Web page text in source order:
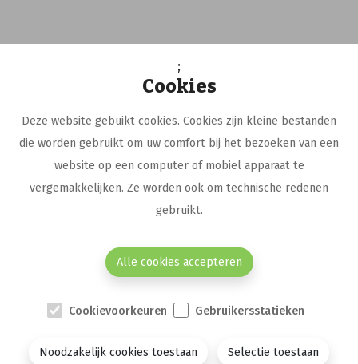
;
Cookies
Deze website gebuikt cookies. Cookies zijn kleine bestanden
die worden gebruikt om uw comfort bij het bezoeken van een
website op een computer of mobiel apparaat te
vergemakkelijken. Ze worden ook om technische redenen
gebruikt.
Alle cookies accepteren
Cookievoorkeuren Gebruikersstatieken
Noodzakelijk cookies toestaan Selectie toestaan
FarmaFlux
FarmaFlux biedt de apotheker een
waaier aan tools aan die hem
ondersteunen bij zijn taken naast
middelen voor de digitalisering van